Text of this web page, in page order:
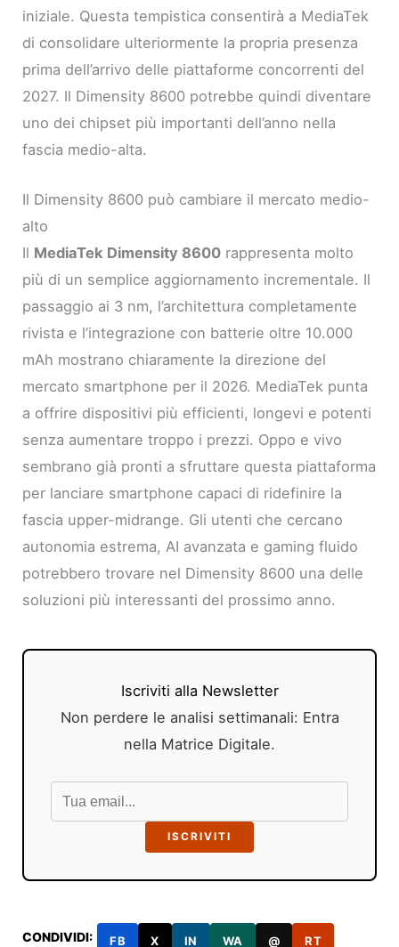
iniziale. Questa tempistica consentirà a MediaTek
di consolidare ulteriormente la propria presenza
prima dell’arrivo delle piattaforme concorrenti del
2027. Il Dimensity 8600 potrebbe quindi diventare
uno dei chipset più importanti dell’anno nella
fascia medio-alta.
Il Dimensity 8600 può cambiare il mercato medio-
alto
Il MediaTek Dimensity 8600 rappresenta molto
più di un semplice aggiornamento incrementale. Il
passaggio ai 3 nm, l’architettura completamente
rivista e l’integrazione con batterie oltre 10.000
mAh mostrano chiaramente la direzione del
mercato smartphone per il 2026. MediaTek punta
a offrire dispositivi più efficienti, longevi e potenti
senza aumentare troppo i prezzi. Oppo e vivo
sembrano già pronti a sfruttare questa piattaforma
per lanciare smartphone capaci di ridefinire la
fascia upper-midrange. Gli utenti che cercano
autonomia estrema, AI avanzata e gaming fluido
potrebbero trovare nel Dimensity 8600 una delle
soluzioni più interessanti del prossimo anno.
Iscriviti alla Newsletter
Non perdere le analisi settimanali: Entra
nella Matrice Digitale.
ISCRIVITI
CONDIVIDI: FB X IN WA @ RT